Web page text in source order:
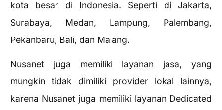
kota besar di Indonesia. Seperti di Jakarta,
Surabaya, Medan, Lampung, Palembang,
Pekanbaru, Bali, dan Malang.
Nusanet juga memiliki layanan jasa, yang
mungkin tidak dimiliki provider lokal lainnya,
karena Nusanet juga memiliki layanan Dedicated